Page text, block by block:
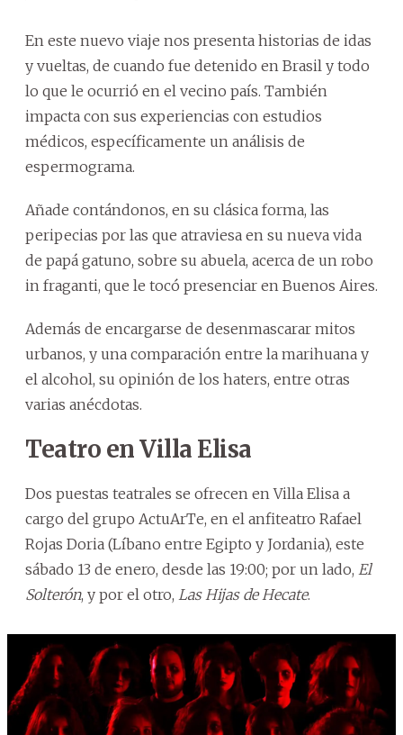
En este nuevo viaje nos presenta historias de idas
y vueltas, de cuando fue detenido en Brasil y todo
lo que le ocurrió en el vecino país. También
impacta con sus experiencias con estudios
médicos, específicamente un análisis de
espermograma.
Añade contándonos, en su clásica forma, las
peripecias por las que atraviesa en su nueva vida
de papá gatuno, sobre su abuela, acerca de un robo
in fraganti, que le tocó presenciar en Buenos Aires.
Además de encargarse de desenmascarar mitos
urbanos, y una comparación entre la marihuana y
el alcohol, su opinión de los haters, entre otras
varias anécdotas.
Teatro en Villa Elisa
Dos puestas teatrales se ofrecen en Villa Elisa a
cargo del grupo ActuArTe, en el anfiteatro Rafael
Rojas Doria (Líbano entre Egipto y Jordania), este
sábado 13 de enero, desde las 19:00; por un lado, El
Solterón, y por el otro, Las Hijas de Hecate.